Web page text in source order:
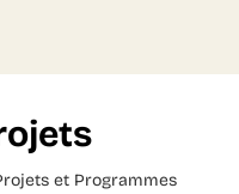
et Programmes